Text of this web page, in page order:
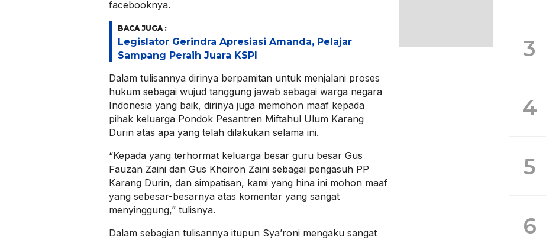
facebooknya.
BACA JUGA :
Legislator Gerindra Apresiasi Amanda, Pelajar
Sampang Peraih Juara KSPI
Dalam tulisannya dirinya berpamitan untuk menjalani proses
hukum sebagai wujud tanggung jawab sebagai warga negara
Indonesia yang baik, dirinya juga memohon maaf kepada
pihak keluarga Pondok Pesantren Miftahul Ulum Karang
Durin atas apa yang telah dilakukan selama ini.
“Kepada yang terhormat keluarga besar guru besar Gus
Fauzan Zaini dan Gus Khoiron Zaini sebagai pengasuh PP
Karang Durin, dan simpatisan, kami yang hina ini mohon maaf
yang sebesar-besarnya atas komentar yang sangat
menyinggung,” tulisnya.
Dalam sebagian tulisannya itupun Sya’roni mengaku sangat
3
4
5
6